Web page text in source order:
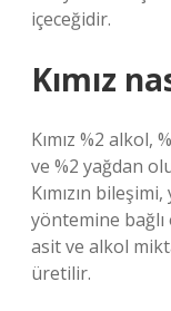
içeceğidir.
Kımız
Kımız %2 alkol,
ve %2 yağdan
Kımızın
yöntemine
asit ve alkol
üretilir.